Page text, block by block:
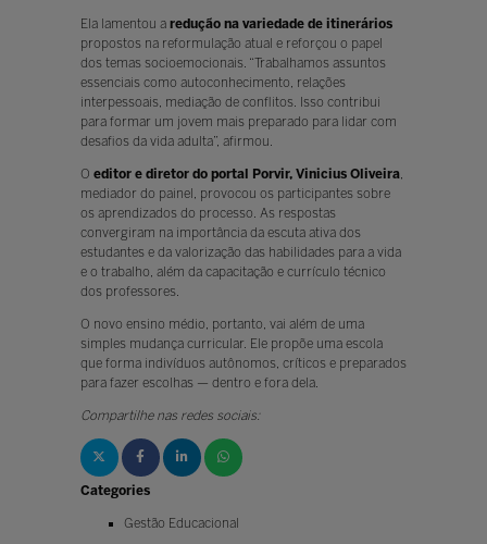
Ela lamentou a redução na variedade de itinerários
propostos na reformulação atual e reforçou o papel
dos temas socioemocionais. “Trabalhamos assuntos
essenciais como autoconhecimento, relações
interpessoais, mediação de conflitos. Isso contribui
para formar um jovem mais preparado para lidar com
desafios da vida adulta”, afirmou.
O editor e diretor do portal Porvir, Vinicius Oliveira,
mediador do painel, provocou os participantes sobre
os aprendizados do processo. As respostas
convergiram na importância da escuta ativa dos
estudantes e da valorização das habilidades para a vida
e o trabalho, além da capacitação e currículo técnico
dos professores.
O novo ensino médio, portanto, vai além de uma
simples mudança curricular. Ele propõe uma escola
que forma indivíduos autônomos, críticos e preparados
para fazer escolhas — dentro e fora dela.
Compartilhe nas redes sociais:
Categories
Gestão Educacional